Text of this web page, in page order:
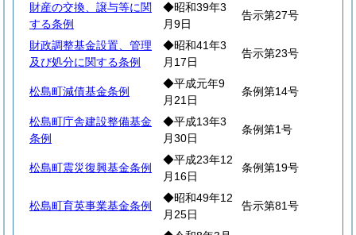
財産の交換、譲与等に関
する条例
◆昭和39年3
月9日
告示第27号
財政調整基金設置、管理
及び処分に関する条例
◆昭和41年3
月17日
告示第23号
松島町減債基金条例
◆平成元年9
月21日
条例第14号
松島町庁舎建設整備基金
条例
◆平成13年3
月30日
条例第1号
松島町震災復興基金条例
◆平成23年12
月16日
条例第19号
松島町育英事業基金条例
◆昭和49年12
月25日
告示第81号